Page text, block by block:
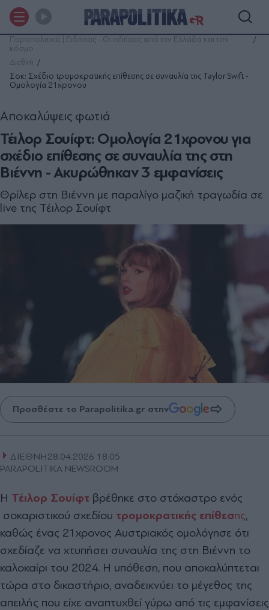
Παραπολιτικά | Ειδήσεις - Οι ειδήσεις από την Ελλάδα και τον
κόσμο
Διεθνή
Σοκ: Σχέδιο τρομοκρατικής επίθεσης σε συναυλία της Taylor Swift -
Ομολογία 21χρονου
Τέιλορ Σουίφτ: Ομολογία 21χρονου για
σχέδιο επίθεσης σε συναυλία της στη
Βιέννη - Ακυρώθηκαν 3 εμφανίσεις
Αποκαλύψεις φωτιά
Θρίλερ στη Βιέννη με παραλίγο μαζική τραγωδία σε
live της Τέιλορ Σουίφτ
Προσθέστε το Parapolitika.gr στην
ΔΙΕΘΝΗ28.04.2026 18:05
PARAPOLITIKA NEWSROOM
Η Τέιλορ Σουίφτ βρέθηκε στο στόχαστρο ενός
σοκαριστικού σχεδίου τρομοκρατικής επίθεσης,
καθώς ένας 21χρονος Αυστριακός ομολόγησε ότι
σχεδίαζε να χτυπήσει συναυλία της στη Βιέννη το
καλοκαίρι του 2024. Η υπόθεση, που αποκαλύπτεται
τώρα στο δικαστήριο, αναδεικνύει το μέγεθος της
απειλής που είχε αναπτυχθεί γύρω από τις εμφανίσεις